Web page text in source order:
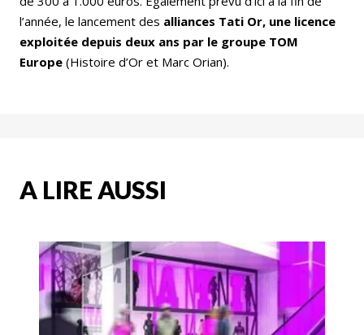
l’année, le lancement des alliances Tati Or, une licence
exploitée depuis deux ans par le groupe TOM
Europe (Histoire d’Or et Marc Orian).
A LIRE AUSSI